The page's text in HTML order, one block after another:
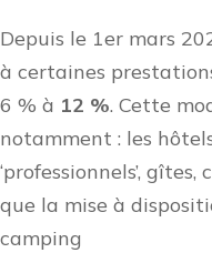
Depuis le 1er mars
à certaines
6 % à 12 %. Cette
notamment : les
‘professionnels’,
que la mise à
camping